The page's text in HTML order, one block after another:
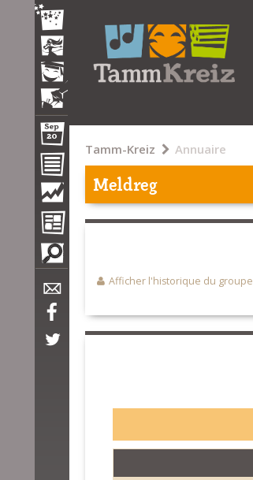
Tamm-Kreiz Annuaire
Meldreg
Afficher l'historique du groupe